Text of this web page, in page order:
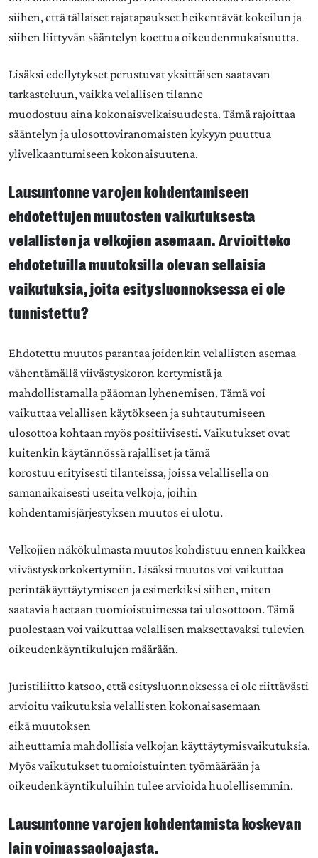
siihen, että tällaiset rajatapaukset heikentävät kokeilun ja
siihen liittyvän sääntelyn koettua oikeudenmukaisuutta.
Lisäksi edellytykset perustuvat yksittäisen saatavan
tarkasteluun, vaikka velallisen tilanne
muodostuu aina kokonaisvelkaisuudesta. Tämä rajoittaa
sääntelyn ja ulosottoviranomaisten kykyyn puuttua
ylivelkaantumiseen kokonaisuutena.
Lausuntonne varojen kohdentamiseen
ehdotettujen muutosten vaikutuksesta
velallisten ja velkojien asemaan. Arvioitteko
ehdotetuilla muutoksilla olevan sellaisia
vaikutuksia, joita esitysluonnoksessa ei ole
tunnistettu?
Ehdotettu muutos parantaa joidenkin velallisten asemaa
vähentämällä viivästyskoron kertymistä ja
mahdollistamalla pääoman lyhenemisen. Tämä voi
vaikuttaa velallisen käytökseen ja suhtautumiseen
ulosottoa kohtaan myös positiivisesti. Vaikutukset ovat
kuitenkin käytännössä rajalliset ja tämä
korostuu erityisesti tilanteissa, joissa velallisella on
samanaikaisesti useita velkoja, joihin
kohdentamisjärjestyksen muutos ei ulotu.
Velkojien näkökulmasta muutos kohdistuu ennen kaikkea
viivästyskorkokertymiin. Lisäksi muutos voi vaikuttaa
perintäkäyttäytymiseen ja esimerkiksi siihen, miten
saatavia haetaan tuomioistuimessa tai ulosottoon. Tämä
puolestaan voi vaikuttaa velallisen maksettavaksi tulevien
oikeudenkäyntikulujen määrään.
Juristiliitto katsoo, että esitysluonnoksessa ei ole riittävästi
arvioitu vaikutuksia velallisten kokonaisasemaan
eikä muutoksen
aiheuttamia mahdollisia velkojan käyttäytymisvaikutuksia.
Myös vaikutukset tuomioistuinten työmäärään ja
oikeudenkäyntikuluihin tulee arvioida huolellisemmin.
Lausuntonne varojen kohdentamista koskevan
lain voimassaoloajasta.